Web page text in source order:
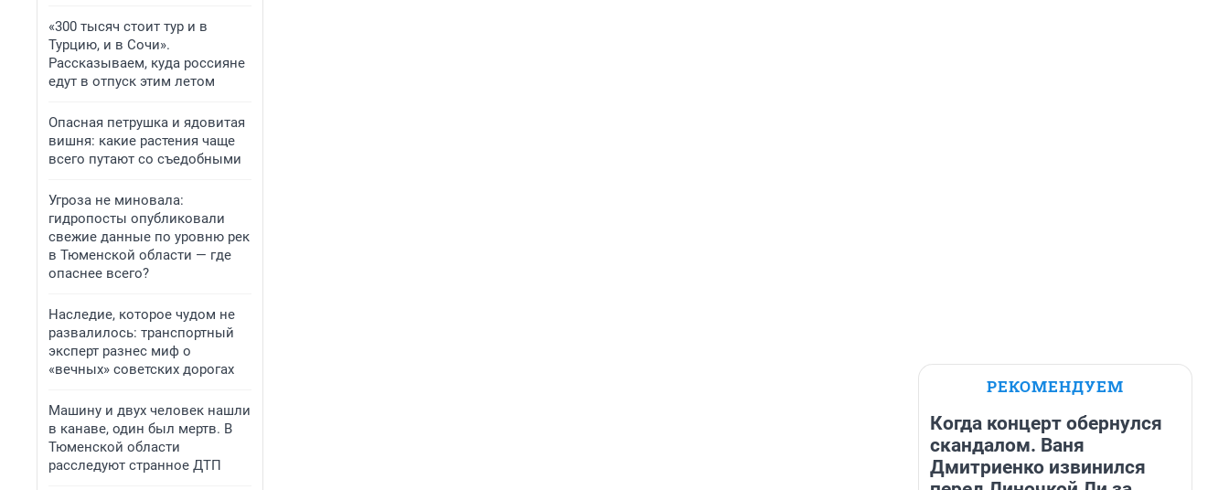
«300 тысяч стоит тур и в
Турцию, и в Сочи».
Рассказываем, куда россияне
едут в отпуск этим летом
Опасная петрушка и ядовитая
вишня: какие растения чаще
всего путают со съедобными
Угроза не миновала:
гидропосты опубликовали
свежие данные по уровню рек
в Тюменской области — где
опаснее всего?
Наследие, которое чудом не
развалилось: транспортный
эксперт разнес миф о
«вечных» советских дорогах
Машину и двух человек нашли
в канаве, один был мертв. В
Тюменской области
расследуют странное ДТП
РЕКОМЕНДУЕМ
Когда концерт обернулся
скандалом. Ваня
Дмитриенко извинился